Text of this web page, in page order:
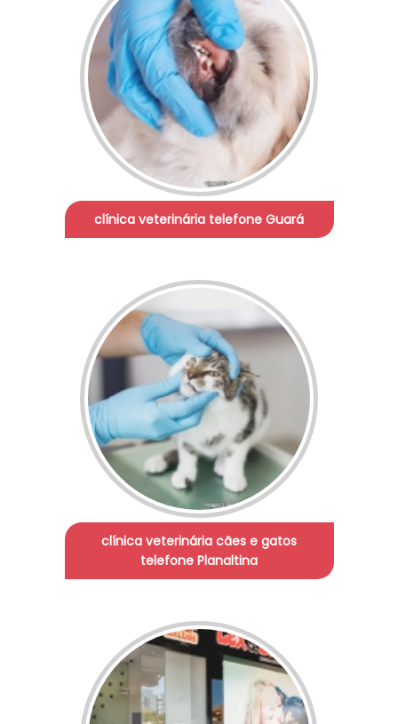
clínica veterinária telefone Guará
clínica veterinária cães e gatos
telefone Planaltina